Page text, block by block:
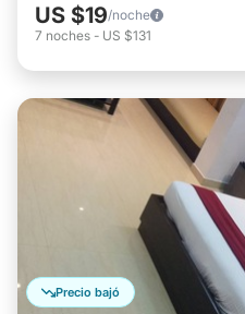
US $19/noche
7 noches - US $131
Precio bajó